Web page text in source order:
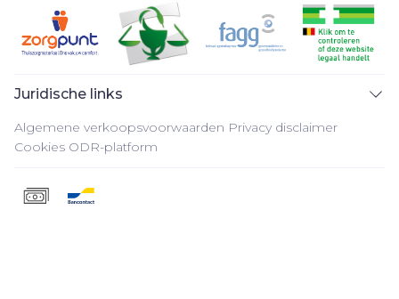
Juridische links
Algemene verkoopsvoorwaarden Privacy disclaimer
Cookies ODR-platform